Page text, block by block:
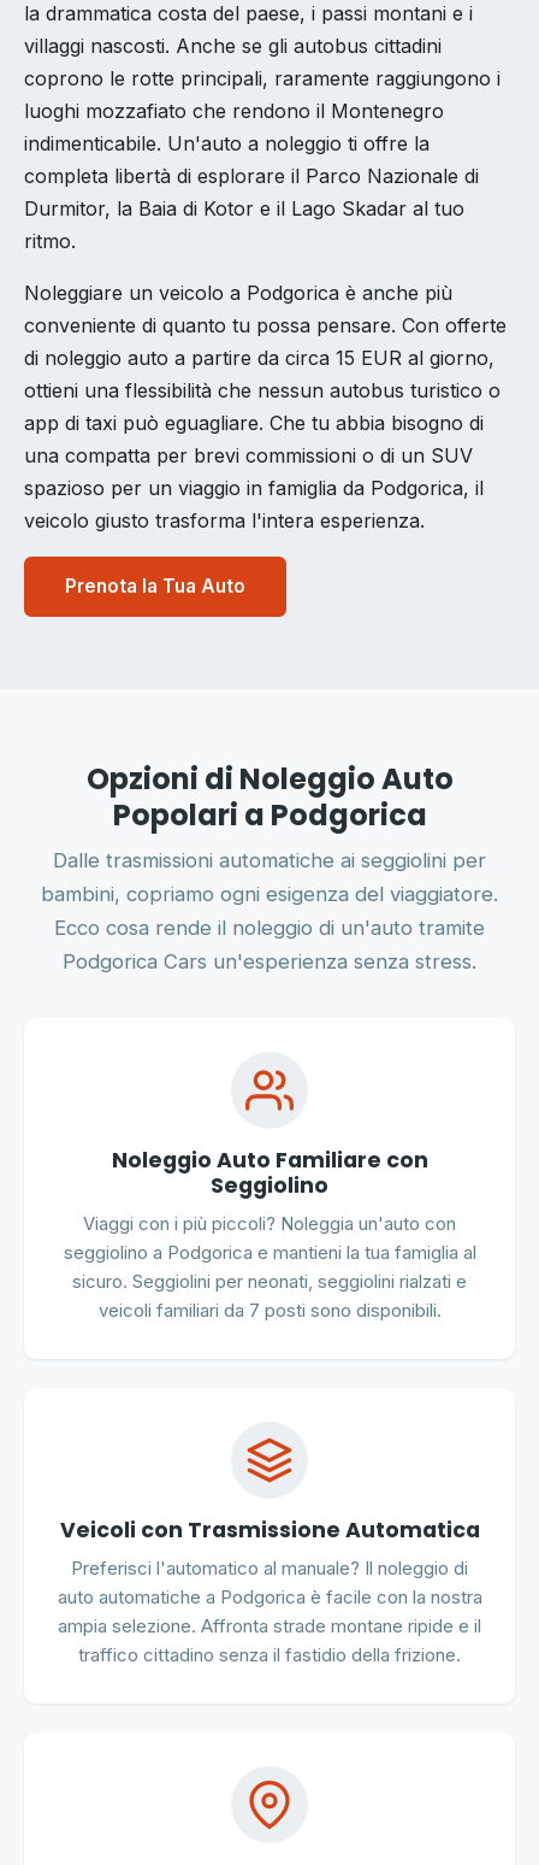
la drammatica costa del paese, i passi montani e i
villaggi nascosti. Anche se gli autobus cittadini
coprono le rotte principali, raramente raggiungono i
luoghi mozzafiato che rendono il Montenegro
indimenticabile. Un'auto a noleggio ti offre la
completa libertà di esplorare il Parco Nazionale di
Durmitor, la Baia di Kotor e il Lago Skadar al tuo
ritmo.
Noleggiare un veicolo a Podgorica è anche più
conveniente di quanto tu possa pensare. Con offerte
di noleggio auto a partire da circa 15 EUR al giorno,
ottieni una flessibilità che nessun autobus turistico o
app di taxi può eguagliare. Che tu abbia bisogno di
una compatta per brevi commissioni o di un SUV
spazioso per un viaggio in famiglia da Podgorica, il
veicolo giusto trasforma l'intera esperienza.
Prenota la Tua Auto
Opzioni di Noleggio Auto
Popolari a Podgorica
Dalle trasmissioni automatiche ai seggiolini per
bambini, copriamo ogni esigenza del viaggiatore.
Ecco cosa rende il noleggio di un'auto tramite
Podgorica Cars un'esperienza senza stress.
Noleggio Auto Familiare con
Seggiolino
Viaggi con i più piccoli? Noleggia un'auto con
seggiolino a Podgorica e mantieni la tua famiglia al
sicuro. Seggiolini per neonati, seggiolini rialzati e
veicoli familiari da 7 posti sono disponibili.
Veicoli con Trasmissione Automatica
Preferisci l'automatico al manuale? Il noleggio di
auto automatiche a Podgorica è facile con la nostra
ampia selezione. Affronta strade montane ripide e il
traffico cittadino senza il fastidio della frizione.